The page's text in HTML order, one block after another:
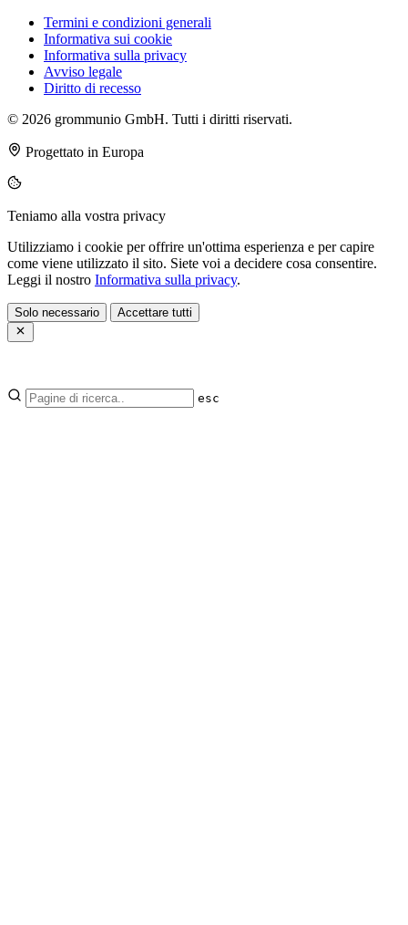
Termini e condizioni generali
Informativa sui cookie
Informativa sulla privacy
Avviso legale
Diritto di recesso
© 2026 grommunio GmbH. Tutti i diritti riservati.
Progettato in Europa
Teniamo alla vostra privacy
Utilizziamo i cookie per offrire un'ottima esperienza e per capire
come viene utilizzato il sito. Siete voi a decidere cosa consentire.
Leggi il nostro Informativa sulla privacy.
Solo necessario Accettare tutti
esc